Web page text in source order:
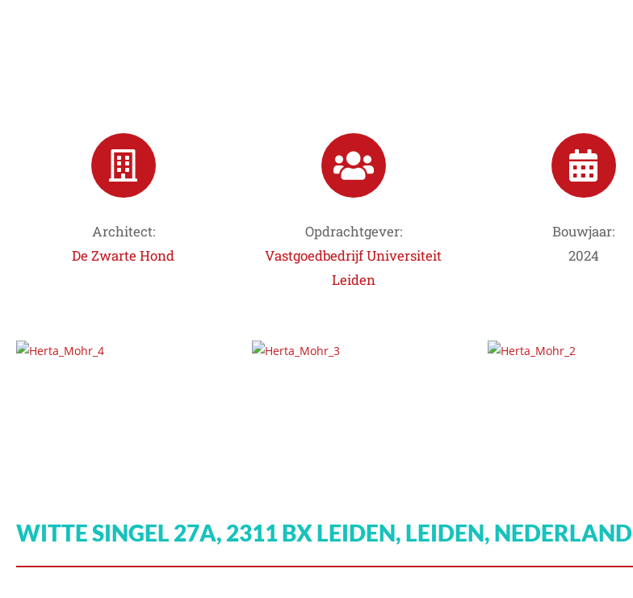
Architect:
De Zwarte Hond
Opdrachtgever:
Vastgoedbedrijf Universiteit
Leiden
Bouwjaar:
2024
WITTE SINGEL 27A, 2311 BX LEIDEN, LEIDEN, NEDERLAND